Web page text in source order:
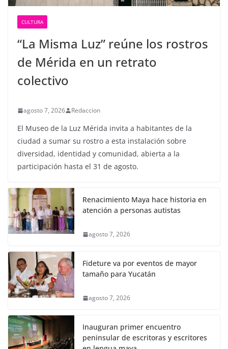
CULTURA
“La Misma Luz” reúne los rostros
de Mérida en un retrato
colectivo
agosto 7, 2026 Redaccion
El Museo de la Luz Mérida invita a habitantes de la
ciudad a sumar su rostro a esta instalación sobre
diversidad, identidad y comunidad, abierta a la
participación hasta el 31 de agosto.
Renacimiento Maya hace historia en
atención a personas autistas
agosto 7, 2026
Fideture va por eventos de mayor
tamaño para Yucatán
agosto 7, 2026
Inauguran primer encuentro
peninsular de escritoras y escritores